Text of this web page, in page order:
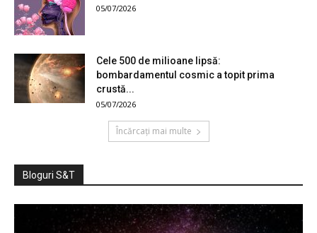
05/07/2026
Cele 500 de milioane lipsă:
bombardamentul cosmic a topit prima
crustă...
05/07/2026
Încărcați mai multe
Bloguri S&T